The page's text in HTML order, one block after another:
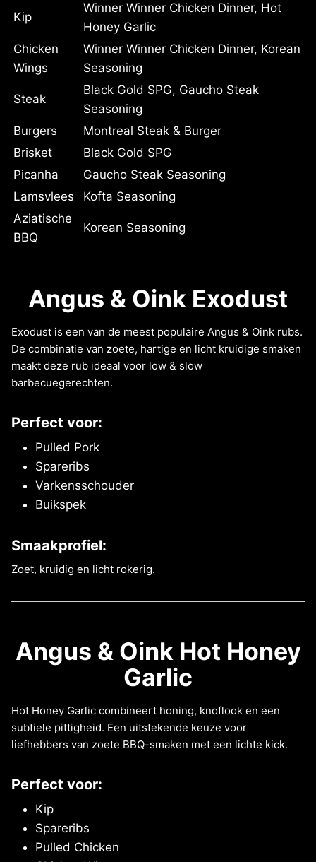
Kip
Winner Winner Chicken Dinner, Hot
Honey Garlic
Chicken
Wings
Winner Winner Chicken Dinner, Korean
Seasoning
Steak
Black Gold SPG, Gaucho Steak
Seasoning
Burgers
Montreal Steak & Burger
Brisket
Black Gold SPG
Picanha
Gaucho Steak Seasoning
Lamsvlees
Kofta Seasoning
Aziatische
BBQ
Korean Seasoning
Angus & Oink Exodust
Exodust is een van de meest populaire Angus & Oink rubs.
De combinatie van zoete, hartige en licht kruidige smaken
maakt deze rub ideaal voor low & slow
barbecuegerechten.
Perfect voor:
Pulled Pork
Spareribs
Varkensschouder
Buikspek
Smaakprofiel:
Zoet, kruidig en licht rokerig.
Angus & Oink Hot Honey
Garlic
Hot Honey Garlic combineert honing, knoflook en een
subtiele pittigheid. Een uitstekende keuze voor
liefhebbers van zoete BBQ-smaken met een lichte kick.
Perfect voor:
Kip
Spareribs
Pulled Chicken